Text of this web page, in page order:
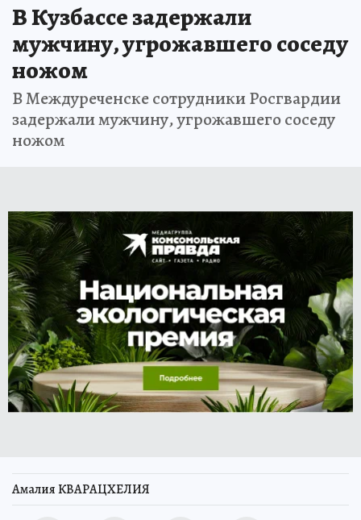
В Кузбассе задержали
мужчину, угрожавшего соседу
ножом
В Междуреченске сотрудники Росгвардии
задержали мужчину, угрожавшего соседу
ножом
Амалия КВАРАЦХЕЛИЯ